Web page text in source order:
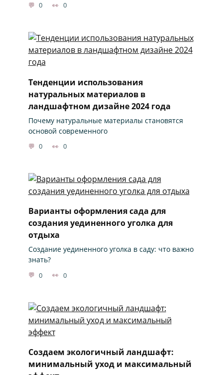
0 0
Тенденции использования
натуральных материалов в
ландшафтном дизайне 2024 года
Почему натуральные материалы становятся
основой современного
0 0
Варианты оформления сада для
создания уединенного уголка для
отдыха
Создание уединенного уголка в саду: что важно
знать?
0 0
Создаем экологичный ландшафт:
минимальный уход и максимальный